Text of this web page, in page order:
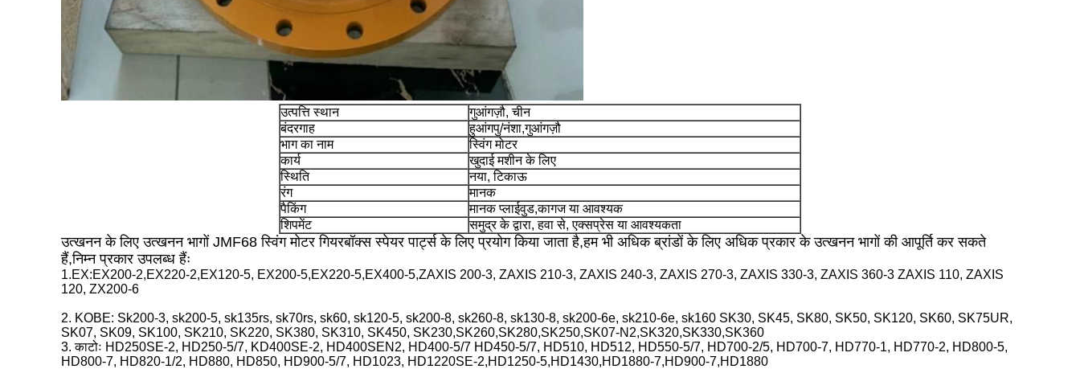
उत्पत्ति स्थान
गुआंगज़ौ, चीन
बंदरगाह
हुआंगपु/नंशा,गुआंगज़ौ
भाग का नाम
स्विंग मोटर
कार्य
खुदाई मशीन के लिए
स्थिति
नया, टिकाऊ
रंग
मानक
पैकिंग
मानक प्लाईवुड,कागज या आवश्यक
शिपमेंट
समुद्र के द्वारा, हवा से, एक्सप्रेस या आवश्यकता
उत्खनन के लिए उत्खनन भागों JMF68 स्विंग मोटर गियरबॉक्स स्पेयर पार्ट्स के लिए प्रयोग किया जाता है,हम भी अधिक ब्रांडों के लिए अधिक प्रकार के उत्खनन भागों की आपूर्ति कर सकते
हैं,निम्न प्रकार उपलब्ध हैंः
1.EX:EX200-2,EX220-2,EX120-5, EX200-5,EX220-5,EX400-5,ZAXIS 200-3, ZAXIS 210-3, ZAXIS 240-3, ZAXIS 270-3, ZAXIS 330-3, ZAXIS 360-3 ZAXIS 110, ZAXIS
120, ZX200-6
2. KOBE: Sk200-3, sk200-5, sk135rs, sk70rs, sk60, sk120-5, sk200-8, sk260-8, sk130-8, sk200-6e, sk210-6e, sk160 SK30, SK45, SK80, SK50, SK120, SK60, SK75UR,
SK07, SK09, SK100, SK210, SK220, SK380, SK310, SK450, SK230,SK260,SK280,SK250,SK07-N2,SK320,SK330,SK360
3. काटोः HD250SE-2, HD250-5/7, KD400SE-2, HD400SEN2, HD400-5/7 HD450-5/7, HD510, HD512, HD550-5/7, HD700-2/5, HD700-7, HD770-1, HD770-2, HD800-5,
HD800-7, HD820-1/2, HD880, HD850, HD900-5/7, HD1023, HD1220SE-2,HD1250-5,HD1430,HD1880-7,HD900-7,HD1880